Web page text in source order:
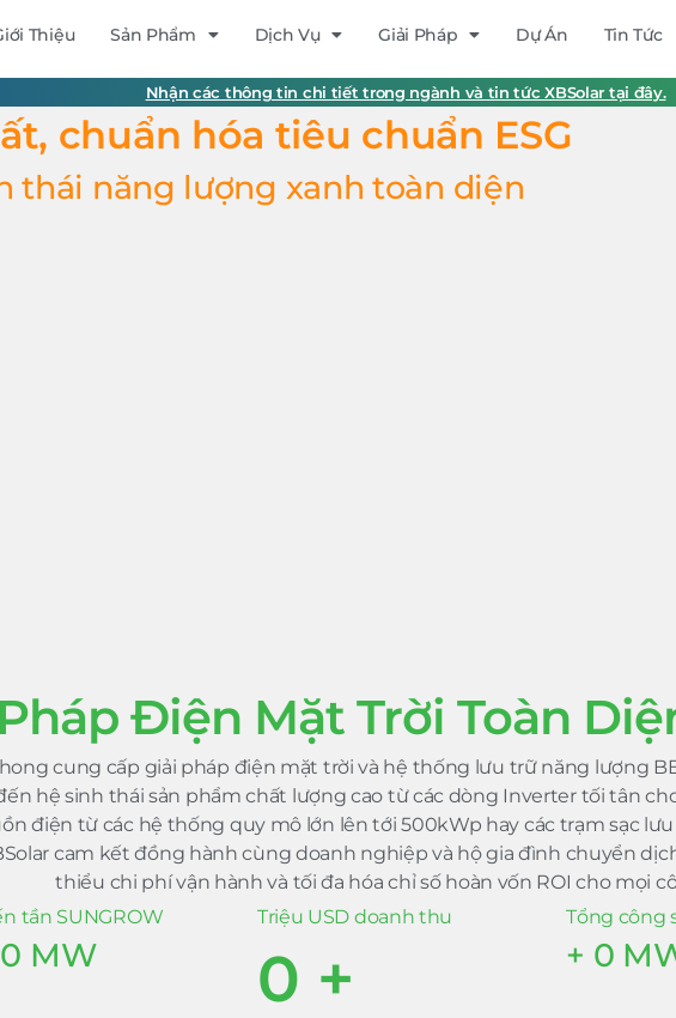
Thiệu Sản Phẩm Dịch Vụ Giải Pháp Dự Án Tin Tức
Nhận các thông tin chi tiết trong ngành và tin tức XBSolar tại đây.
chuẩn hóa tiêu chuẩn ESG
thái năng lượng xanh toàn diện
Điện Mặt Trời Toàn
cung cấp giải pháp điện mặt trời và hệ thống lưu trữ năng lượng
hệ sinh thái sản phẩm chất lượng cao từ các dòng Inverter tối tân
điện từ các hệ thống quy mô lớn lên tới 500kWp hay các trạm sạc
cam kết đồng hành cùng doanh nghiệp và hộ gia đình chuyển
thiểu chi phí vận hành và tối đa hóa chỉ số hoàn vốn ROI cho mọi
tần SUNGROW
0 MW
Triệu USD doanh thu
0 +
Tổng công
+ 0